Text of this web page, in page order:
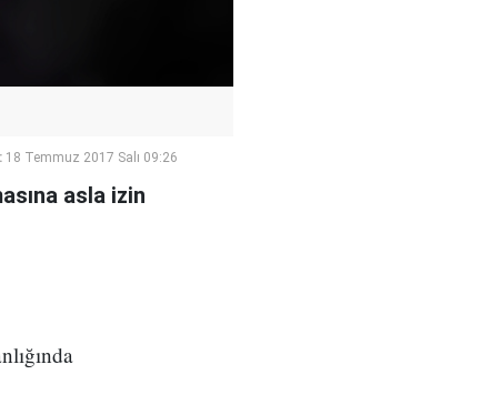
18 Temmuz 2017 Salı 09:26
asla izin